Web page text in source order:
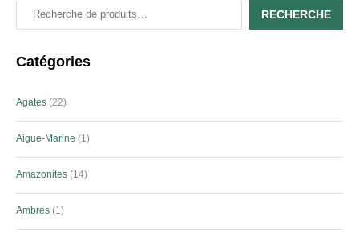
RECHERCHE
Catégories
Agates 22
Aigue-Marine 1
Amazonites 14
Ambres 1